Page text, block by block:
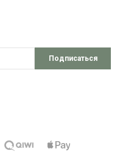
Подписаться